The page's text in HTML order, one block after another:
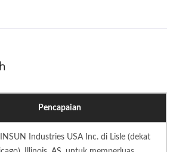
Pencapaian
Industries USA Inc. di Lisle (dekat